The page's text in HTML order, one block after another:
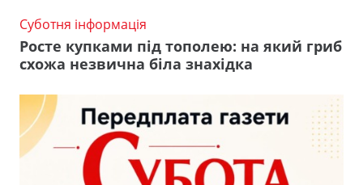
Суботня інформація
Росте купками під тополею: на який гриб
схожа незвична біла знахідка